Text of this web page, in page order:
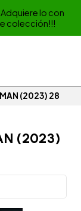
lo con
colección!!!
(2023) 28
(2023)